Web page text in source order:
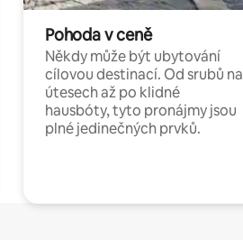
Pohoda v ceně
Někdy může být ubytování
cílovou destinací. Od srubů na
útesech až po klidné
hausbóty, tyto pronájmy jsou
plné jedinečných prvků.